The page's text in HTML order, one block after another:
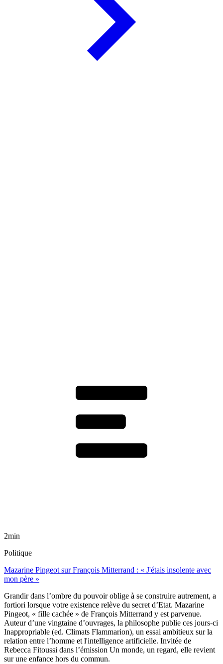
2min
Politique
Mazarine Pingeot sur François Mitterrand : « J'étais insolente avec
mon père »
Grandir dans l’ombre du pouvoir oblige à se construire autrement, a
fortiori lorsque votre existence relève du secret d’Etat. Mazarine
Pingeot, « fille cachée » de François Mitterrand y est parvenue.
Auteur d’une vingtaine d’ouvrages, la philosophe publie ces jours-ci
Inappropriable (ed. Climats Flammarion), un essai ambitieux sur la
relation entre l’homme et l'intelligence artificielle. Invitée de
Rebecca Fitoussi dans l’émission Un monde, un regard, elle revient
sur une enfance hors du commun.